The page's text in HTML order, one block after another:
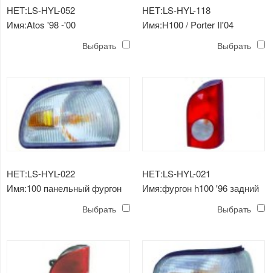
НЕТ:LS-HYL-052
Имя:Atos '98 -'00
Выбрать
НЕТ:LS-HYL-118
Имя:H100 / Porter II'04
Выбрать
НЕТ:LS-HYL-022
Имя:100 панельный фургон
Выбрать
НЕТ:LS-HYL-021
Имя:фургон h100 '96 задний
Выбрать